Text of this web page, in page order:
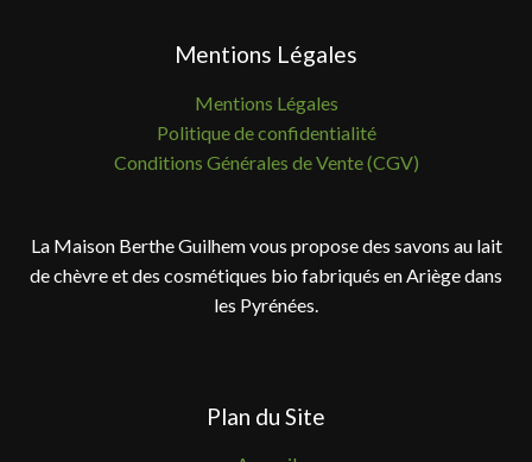
Mentions Légales
Mentions Légales
Politique de confidentialité
Conditions Générales de Vente (CGV)
La Maison Berthe Guilhem vous propose des savons au lait
de chèvre et des cosmétiques bio fabriqués en Ariège dans
les Pyrénées.
Plan du Site